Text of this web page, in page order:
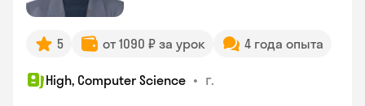
5 от 1090 ₽ за урок 4 года опыта
High, Computer Science • г.